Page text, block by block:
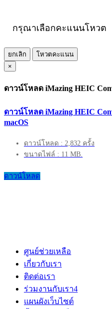
กรุณาเลือกคะแนนโหวต
ยกเลิก
โหวตคะแนน
×
ดาวน์โหลด iMazing HEIC
ดาวน์โหลด iMazing HEIC
macOS
ดาวน์โหลด : 2,832 ครั้ง
ขนาดไฟล์ : 11 MB.
ดาวน์โหลด
ศูนย์ช่วยเหลือ
เกี่ยวกับเรา
ติดต่อเรา
ร่วมงานกับเรา4
แผนผังเว็บไซต์